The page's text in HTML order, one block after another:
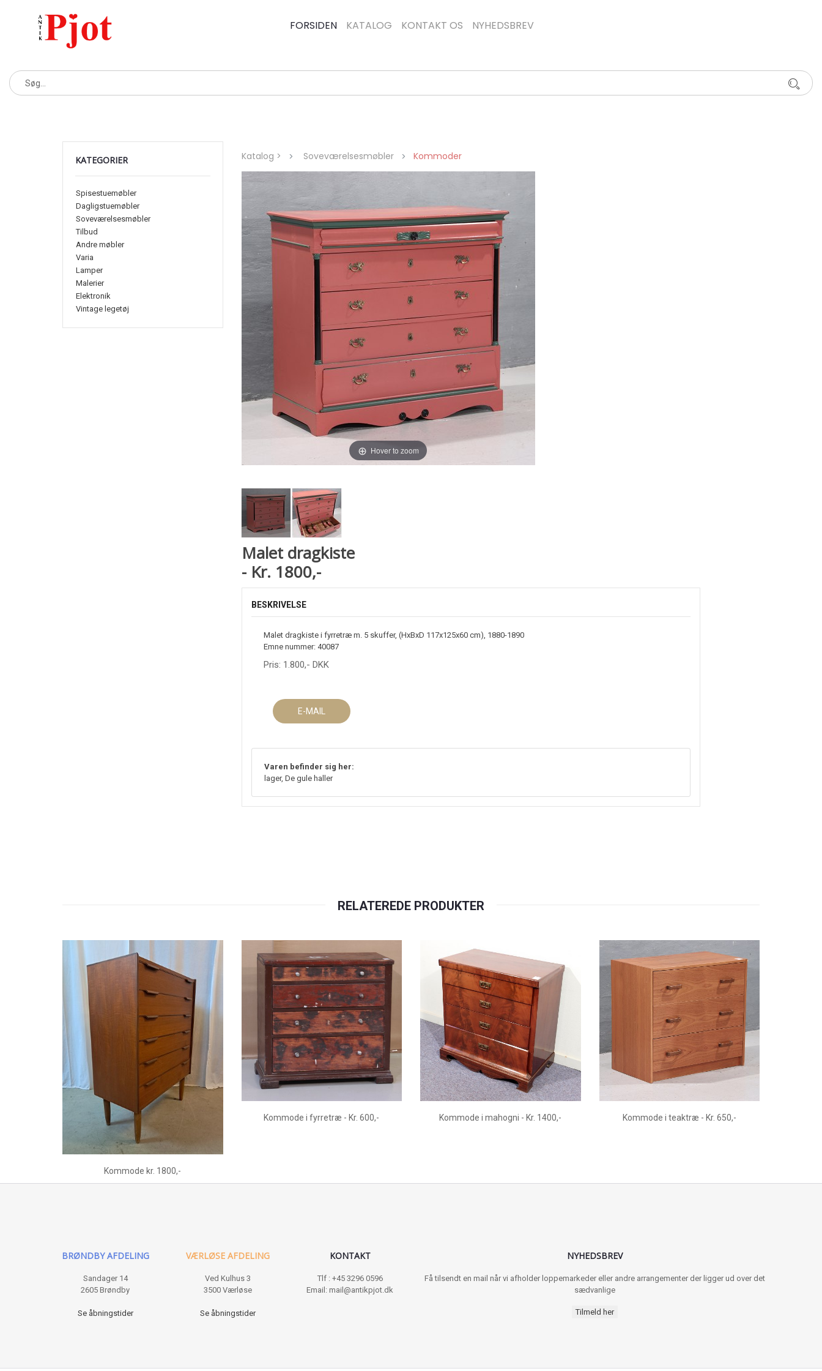
FORSIDEN KATALOG KONTAKT OS NYHEDSBREV
KATEGORIER
Spisestuemøbler
Dagligstuemøbler
Soveværelsesmøbler
Tilbud
Andre møbler
Varia
Lamper
Malerier
Elektronik
Vintage legetøj
Katalog > Soveværelsesmøbler Kommoder
Hover to zoom
Malet dragkiste
- Kr. 1800,-
BESKRIVELSE
Malet dragkiste i fyrretræ m. 5 skuffer, (HxBxD 117x125x60 cm), 1880-1890
Emne nummer: 40087
Pris: 1.800,- DKK
E-MAIL
Varen befinder sig her:
lager, De gule haller
RELATEREDE PRODUKTER
Kommode kr. 1800,-
Kommode i fyrretræ - Kr. 600,- Kommode i mahogni - Kr. 1400,- Kommode i teaktræ - Kr. 650,-
BRØNDBY AFDELING
Sandager 14
2605 Brøndby
Se åbningstider
VÆRLØSE AFDELING
Ved Kulhus 3
3500 Værløse
Se åbningstider
KONTAKT
Tlf : +45 3296 0596
Email: mail@antikpjot.dk
NYHEDSBREV
Få tilsendt en mail når vi afholder loppemarkeder eller andre arrangementer der ligger ud over det
sædvanlige
Tilmeld her